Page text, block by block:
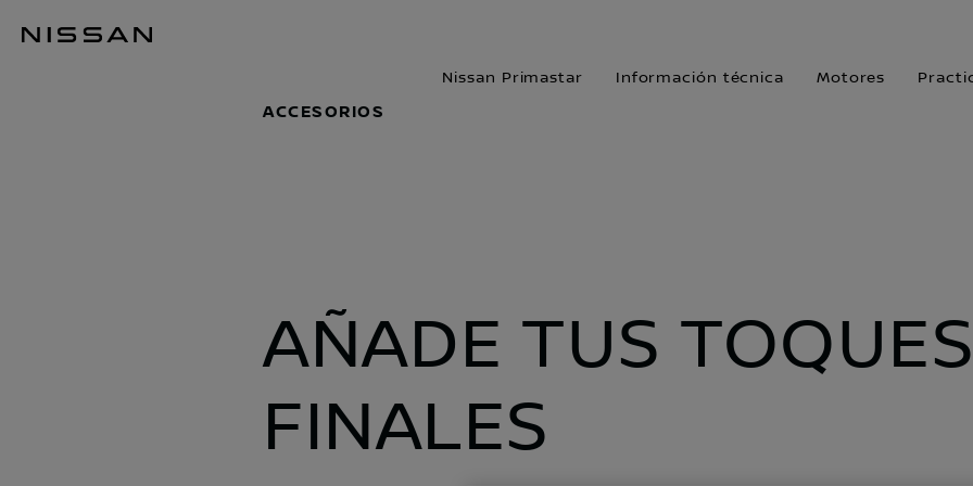
Nissan Primastar Información técnica Motores
AÑADE TUS
FINALES
ACCESORIOS